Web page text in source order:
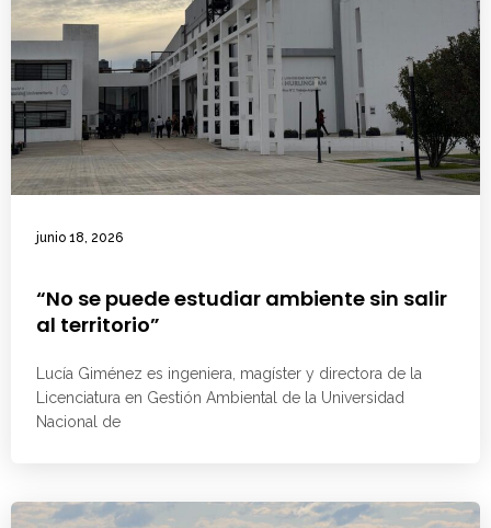
junio 18, 2026
“No se puede estudiar ambiente sin salir
al territorio”
Lucía Giménez es ingeniera, magíster y directora de la
Licenciatura en Gestión Ambiental de la Universidad
Nacional de